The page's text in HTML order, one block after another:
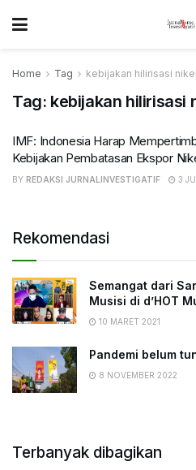
Home Tag kebijakan hilirisasi nikel
Tag: kebijakan hilirisasi
IMF: Indonesia Harap
Kebijakan Pembatasan Ekspor
BY REDAKSI JURNALINVESTIGATIF 3
Rekomendasi
Semangat dari
Musisi di d’HOT
10 MARET 2021
Pandemi belum
8 NOVEMBER 2022
Terbanyak dibagikan